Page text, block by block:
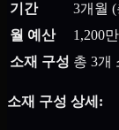
기간
3개월
월 예산
1,200
소재 구성 총 3개
소재 구성 상세: